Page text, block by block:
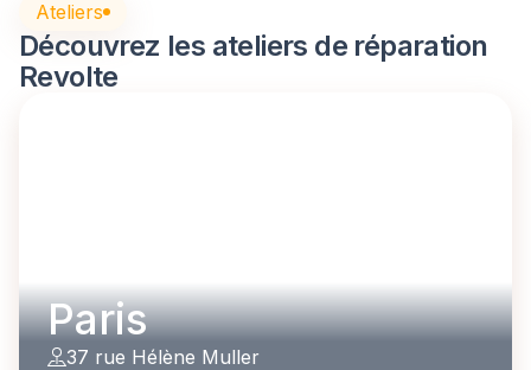
Ateliers
Découvrez les ateliers de réparation
Revolte
Paris
37 rue Hélène Muller